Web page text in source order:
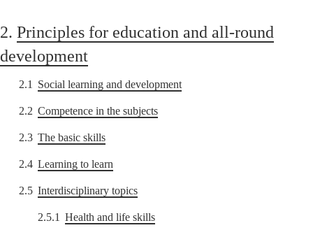
2. Principles for education and all-round
development
2.1 Social learning and development
2.2 Competence in the subjects
2.3 The basic skills
2.4 Learning to learn
2.5 Interdisciplinary topics
2.5.1 Health and life skills